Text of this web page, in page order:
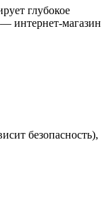
глубокое
интернет-магазин
безопасность),